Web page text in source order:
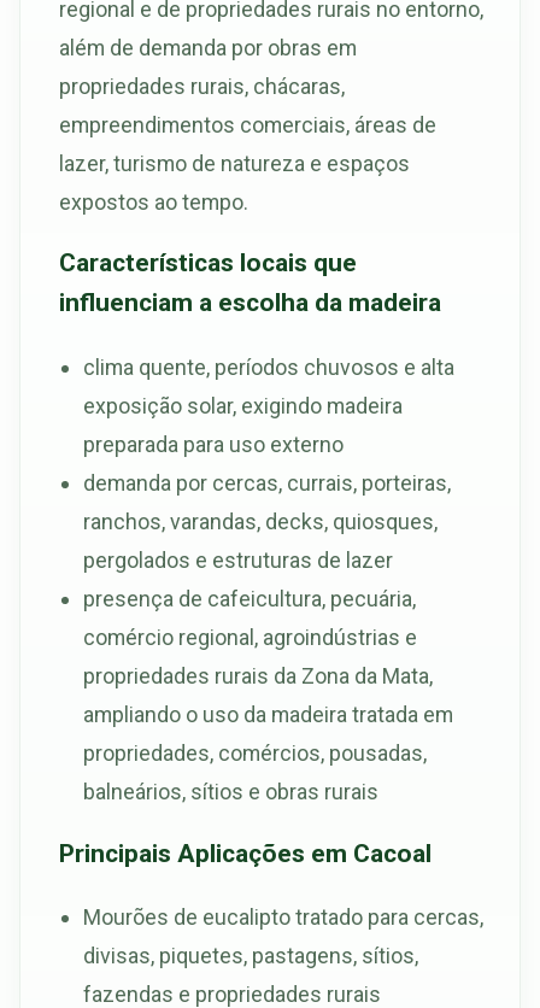
regional e de propriedades rurais no entorno,
além de demanda por obras em
propriedades rurais, chácaras,
empreendimentos comerciais, áreas de
lazer, turismo de natureza e espaços
expostos ao tempo.
Características locais que
influenciam a escolha da madeira
clima quente, períodos chuvosos e alta
exposição solar, exigindo madeira
preparada para uso externo
demanda por cercas, currais, porteiras,
ranchos, varandas, decks, quiosques,
pergolados e estruturas de lazer
presença de cafeicultura, pecuária,
comércio regional, agroindústrias e
propriedades rurais da Zona da Mata,
ampliando o uso da madeira tratada em
propriedades, comércios, pousadas,
balneários, sítios e obras rurais
Principais Aplicações em Cacoal
Mourões de eucalipto tratado para cercas,
divisas, piquetes, pastagens, sítios,
fazendas e propriedades rurais